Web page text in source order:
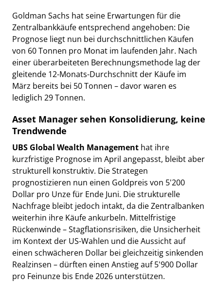
Goldman Sachs hat seine Erwartungen für die
Zentralbankkäufe entsprechend angehoben: Die
Prognose liegt nun bei durchschnittlichen Käufen
von 60 Tonnen pro Monat im laufenden Jahr. Nach
einer überarbeiteten Berechnungsmethode lag der
gleitende 12-Monats-Durchschnitt der Käufe im
März bereits bei 50 Tonnen – davor waren es
lediglich 29 Tonnen.
Asset Manager sehen Konsolidierung, keine
Trendwende
UBS Global Wealth Management hat ihre
kurzfristige Prognose im April angepasst, bleibt aber
strukturell konstruktiv. Die Strategen
prognostizieren nun einen Goldpreis von 5'200
Dollar pro Unze für Ende Juni. Die strukturelle
Nachfrage bleibt jedoch intakt, da die Zentralbanken
weiterhin ihre Käufe ankurbeln. Mittelfristige
Rückenwinde – Stagflationsrisiken, die Unsicherheit
im Kontext der US-Wahlen und die Aussicht auf
einen schwächeren Dollar bei gleichzeitig sinkenden
Realzinsen – dürften einen Anstieg auf 5'900 Dollar
pro Feinunze bis Ende 2026 unterstützen.